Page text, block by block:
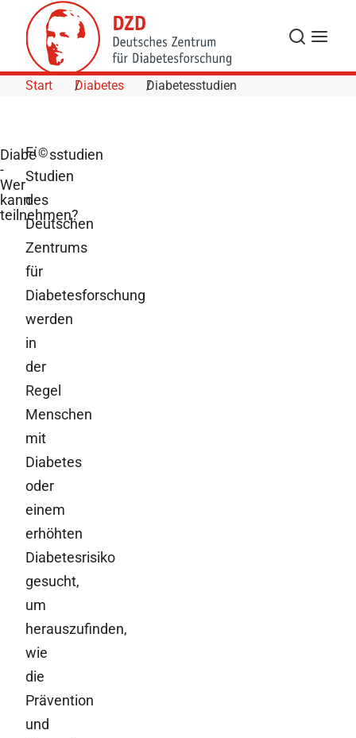
Skip to Content
Suche
Start Diabetes Diabetesstudien
Diabetesstudien
-
Wer
kann
teilnehmen?
©
Für
Studien
des
Deutschen
Zentrums
für
Diabetesforschung
werden
in
der
Regel
Menschen
mit
Diabetes
oder
einem
erhöhten
Diabetesrisiko
gesucht,
um
herauszufinden,
wie
die
Prävention
und